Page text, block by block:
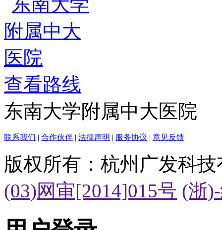
查看路线
东南大学附属中大医院
联系我们 | 合作伙伴 | 法律声明 | 服务协议 | 意见反馈
版权所有：杭州广发科
(03)网审[2014]015号 (浙